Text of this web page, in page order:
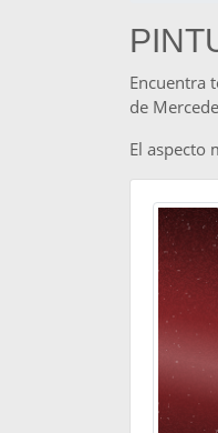
Encuentra
de
El aspecto